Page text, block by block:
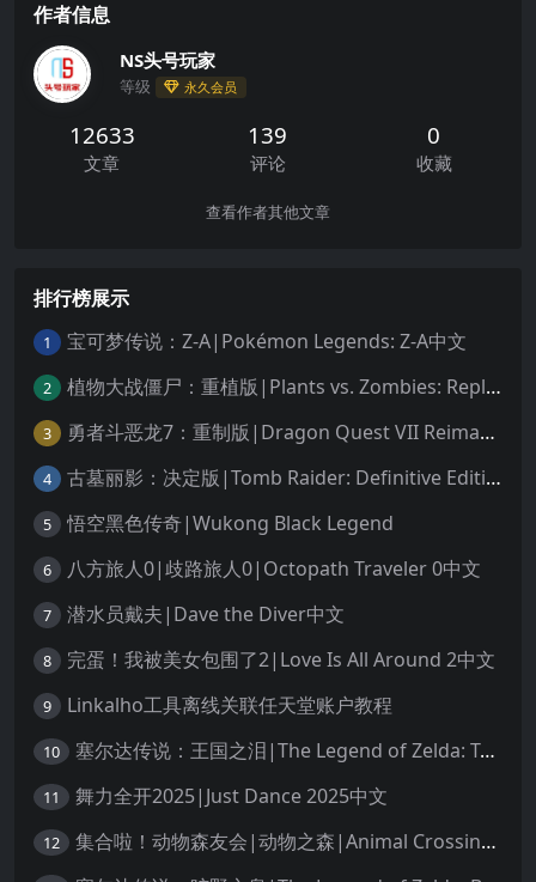
作者信息
NS头号玩家
等级 永久会员
12633
文章
139
评论
0
收藏
查看作者其他文章
排行榜展示
1 宝可梦传说：Z-A|Pokémon Legends: Z-A中文
2 植物大战僵尸：重植版|Plants vs. Zombies: Replanted中文
3 勇者斗恶龙7：重制版|Dragon Quest VII Reimagined中文
4 古墓丽影：决定版|Tomb Raider: Definitive Edition中文
5 悟空黑色传奇|Wukong Black Legend
6 八方旅人0|歧路旅人0|Octopath Traveler 0中文
7 潜水员戴夫|Dave the Diver中文
8 完蛋！我被美女包围了2|Love Is All Around 2中文
9 Linkalho工具离线关联任天堂账户教程
10 塞尔达传说：王国之泪|The Legend of Zelda: Tears of the Kingdom中文
11 舞力全开2025|Just Dance 2025中文
12 集合啦！动物森友会|动物之森|Animal Crossing: New Horizons中文